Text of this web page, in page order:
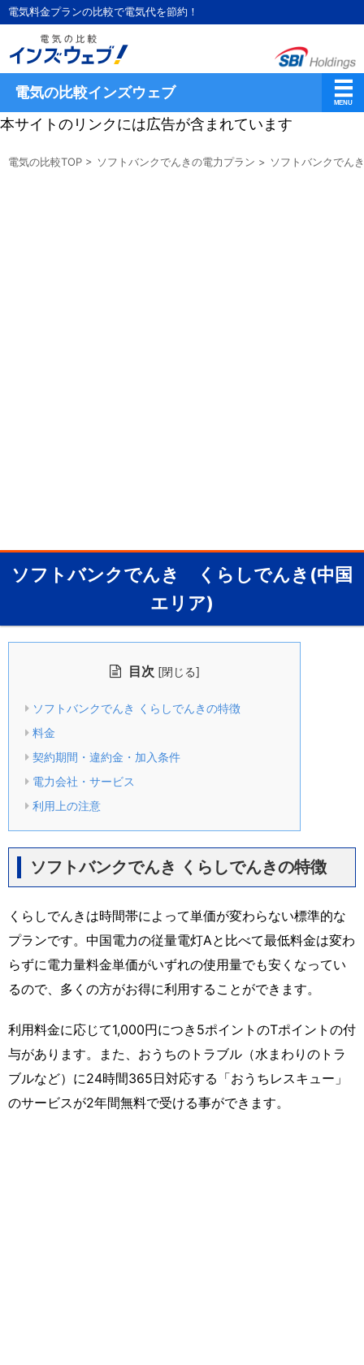
電気料金プランの比較で電気代を節約！
電気の比較インズウェブ
本サイトのリンクには広告が含まれています
電気の比較TOP > ソフトバンクでんきの電力プラン > ソフトバンクでん
ソフトバンクでんき くらしでんき(中国
エリア)
目次 [閉じる]
ソフトバンクでんき くらしでんきの特徴
料金
契約期間・違約金・加入条件
電力会社・サービス
利用上の注意
ソフトバンクでんき くらしでんきの特徴
くらしでんきは時間帯によって単価が変わらない標準的な
プランです。中国電力の従量電灯Aと比べて最低料金は変わ
らずに電力量料金単価がいずれの使用量でも安くなってい
るので、多くの方がお得に利用することができます。
利用料金に応じて1,000円につき5ポイントのTポイントの付
与があります。また、おうちのトラブル（水まわりのトラ
ブルなど）に24時間365日対応する「おうちレスキュー」
のサービスが2年間無料で受ける事ができます。